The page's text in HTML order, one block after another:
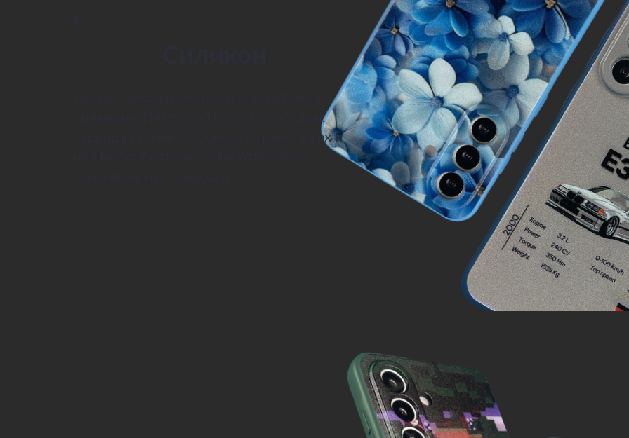
силикона. Плотно облегает смартфон,
защищая спинку и боковые грани. Верх и